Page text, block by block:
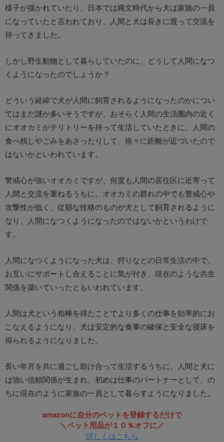
様子が描かれていたり、日本では縄文時代から犬は家族の一員
になっていたと言われており、人間と犬は長きに渡って交流を
持ってきました。
しかし野生動物として暮らしていたのに、どうして人間になつ
くようになったのでしょうか？
どういう経緯で犬が人間に飼育されるようになったのかについ
てはまだ謎が多いそうですが、おそらく人間の生活圏内の近く
にオオカミがテリトリーを持って生活していたときに、人間の
食べ残しやごみをあさったりして、徐々に距離が近づいたので
はないかといわれています。
警戒心が強いオオカミですが、何度も人間の居住区に近寄って
人間と交流を重ねるうちに、オオカミの群れの中でも警戒心や
攻撃性が低く、従順な性格のものが犬として飼育されるように
なり、人間になつくようになったのではないかというわけで
す。
人間になつくようになった犬は、狩りなどの日常生活の中で、
お互いにサポートし合えることに気が付き、現在のような共生
関係を築いていったともいわれています。
人間は犬という相棒を得たことでより多くの仕事を効率的にお
こなえるようになり、犬は安定的な食事の確保と安全な寝床を
得られるようになりました。
長い年月を共に過ごし助け合って生活するうちに、人間と犬に
は強い信頼関係が生まれ、初めは仕事のパートナーとして、の
ちに現在のように家族の一員として暮らすようになりました。
amazonに自分のペットを登録するだけで
＼ペット用品が１０％オフに／
詳しくはこちら